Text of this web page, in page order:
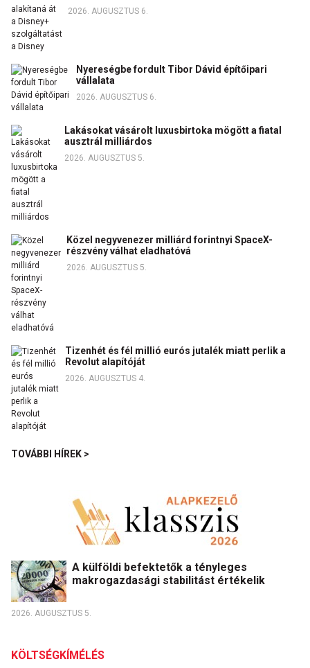
2026. AUGUSZTUS 6.
Nyereségbe fordult Tibor Dávid építőipari
vállalata
2026. AUGUSZTUS 6.
Lakásokat vásárolt luxusbirtoka mögött a fiatal
ausztrál milliárdos
2026. AUGUSZTUS 5.
Közel negyvenezer milliárd forintnyi SpaceX-
részvény válhat eladhatóvá
2026. AUGUSZTUS 5.
Tizenhét és fél millió eurós jutalék miatt perlik a
Revolut alapítóját
2026. AUGUSZTUS 4.
TOVÁBBI HÍREK >
A külföldi befektetők a tényleges
makrogazdasági stabilitást értékelik
2026. AUGUSZTUS 5.
KÖLTSÉGKÍMÉLÉS